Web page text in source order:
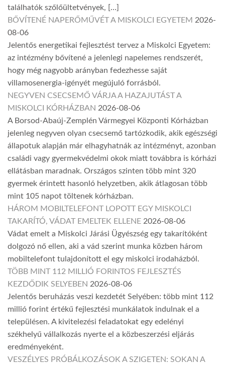
találhatók szőlőültetvények, […]
BŐVÍTENÉ NAPERŐMŰVÉT A MISKOLCI EGYETEM 2026-
08-06
Jelentős energetikai fejlesztést tervez a Miskolci Egyetem:
az intézmény bővítené a jelenlegi napelemes rendszerét,
hogy még nagyobb arányban fedezhesse saját
villamosenergia-igényét megújuló forrásból.
NEGYVEN CSECSEMŐ VÁRJA A HAZAJUTÁST A
MISKOLCI KÓRHÁZBAN 2026-08-06
A Borsod-Abaúj-Zemplén Vármegyei Központi Kórházban
jelenleg negyven olyan csecsemő tartózkodik, akik egészségi
állapotuk alapján már elhagyhatnák az intézményt, azonban
családi vagy gyermekvédelmi okok miatt továbbra is kórházi
ellátásban maradnak. Országos szinten több mint 320
gyermek érintett hasonló helyzetben, akik átlagosan több
mint 105 napot töltenek kórházban.
HÁROM MOBILTELEFONT LOPOTT EGY MISKOLCI
TAKARÍTÓ, VÁDAT EMELTEK ELLENE 2026-08-06
Vádat emelt a Miskolci Járási Ügyészség egy takarítóként
dolgozó nő ellen, aki a vád szerint munka közben három
mobiltelefont tulajdonított el egy miskolci irodaházból.
TÖBB MINT 112 MILLIÓ FORINTOS FEJLESZTÉS
KEZDŐDIK SELYEBEN 2026-08-06
Jelentős beruházás veszi kezdetét Selyében: több mint 112
millió forint értékű fejlesztési munkálatok indulnak el a
településen. A kivitelezési feladatokat egy edelényi
székhelyű vállalkozás nyerte el a közbeszerzési eljárás
eredményeként.
VESZÉLYES PRÓBÁLKOZÁSOK A SZIGETEN: SOKAN A